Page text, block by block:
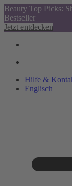
Beauty Top Picks:
Bestseller
Jetzt entdecken
Hilfe &
Englisch